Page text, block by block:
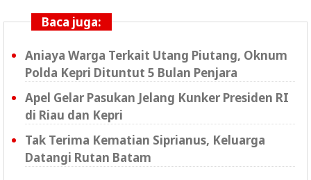
Baca juga:
Aniaya Warga Terkait Utang Piutang, Oknum
Polda Kepri Dituntut 5 Bulan Penjara
Apel Gelar Pasukan Jelang Kunker Presiden RI
di Riau dan Kepri
Tak Terima Kematian Siprianus, Keluarga
Datangi Rutan Batam